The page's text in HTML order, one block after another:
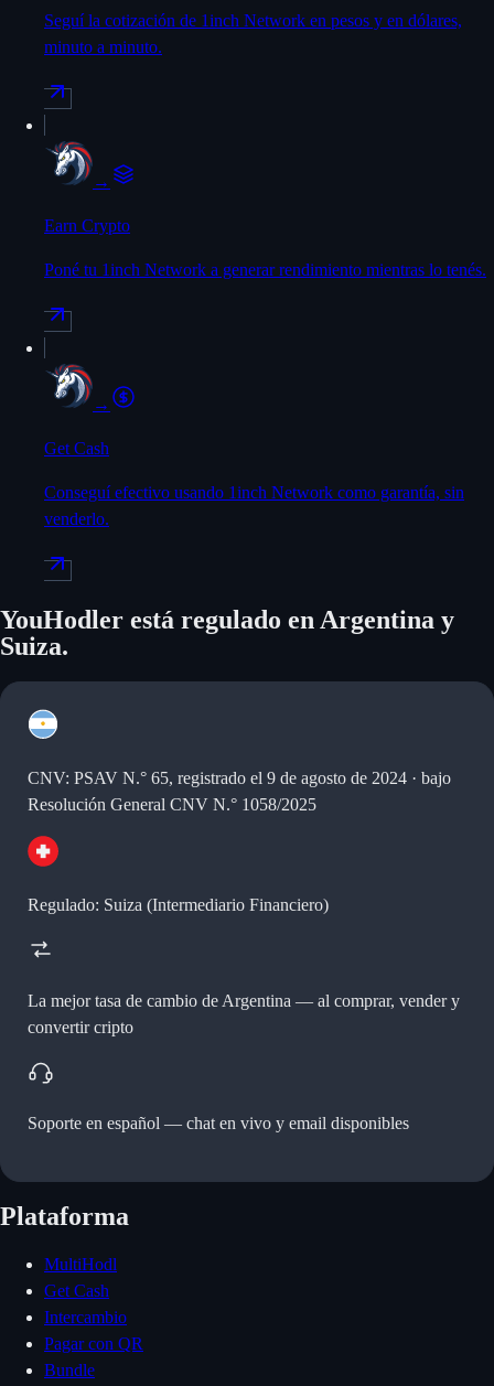
Seguí la cotización de 1inch Network en pesos y en dólares,
minuto a minuto.
→
Earn Crypto
Poné tu 1inch Network a generar rendimiento mientras lo tenés.
→
Get Cash
Conseguí efectivo usando 1inch Network como garantía, sin
venderlo.
YouHodler está regulado en Argentina y
Suiza.
CNV: PSAV N.° 65, registrado el 9 de agosto de 2024 · bajo
Resolución General CNV N.° 1058/2025
Regulado: Suiza (Intermediario Financiero)
La mejor tasa de cambio de Argentina — al comprar, vender y
convertir cripto
Soporte en español — chat en vivo y email disponibles
Plataforma
MultiHodl
Get Cash
Intercambio
Pagar con QR
Bundle